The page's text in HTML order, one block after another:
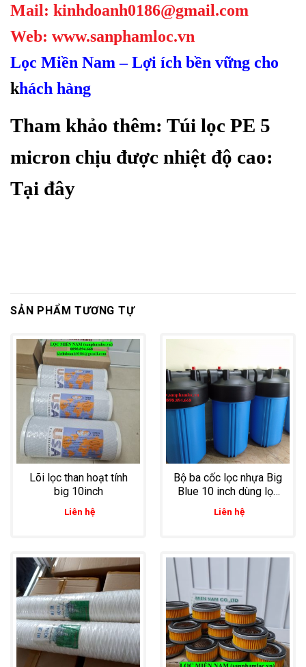
Mail: kinhdoanh0186@gmail.com
Web: www.sanphamloc.vn
Lọc Miền Nam – Lợi ích bền vững cho
khách hàng
Tham khảo thêm: Túi lọc PE 5
micron chịu được nhiệt độ cao:
Tại đây
SẢN PHẨM TƯƠNG TỰ
Lõi lọc than hoạt tính
big 10inch
Liên hệ
Bộ ba cốc lọc nhựa Big
Blue 10 inch dùng lọc
nước đầu nguồn cho
sinh hoạt
Liên hệ